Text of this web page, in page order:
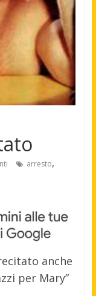
arresto,
anche
per Mary”